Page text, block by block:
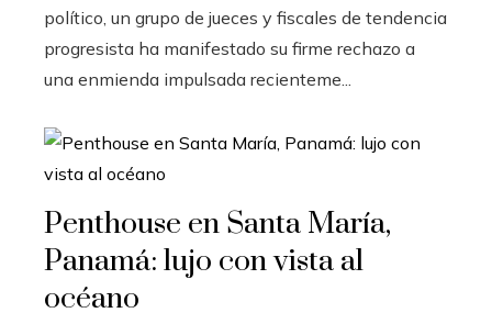
político, un grupo de jueces y fiscales de tendencia
progresista ha manifestado su firme rechazo a
una enmienda impulsada recienteme...
Penthouse en Santa María,
Panamá: lujo con vista al
océano